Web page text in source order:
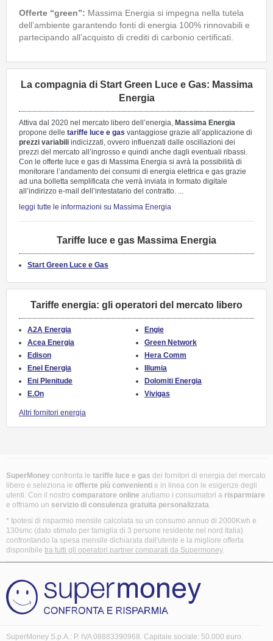
Offerte “green”: Massima Energia si impegna nella tutela
dell’ambiente garantendo fonti di energia 100% rinnovabili e
partecipando all’acquisto di crediti di carbonio certificati.
La compagnia di Start Green Luce e Gas: Massima
Energia
Attiva dal 2020 nel mercato libero dell’energia, Massima Energia
propone delle tariffe luce e gas vantaggiose grazie all’applicazione di
prezzi variabili indicizzati, ovvero influenzati dalle oscillazioni dei
prezzi del mercato all’ingrosso e quindi anche dagli eventuali ribassi.
Con le offerte luce e gas di Massima Energia si avrà la possibilità di
monitorare l’andamento dei consumi di energia elettrica e gas grazie
ad una bolletta semplificata che verrà inviata in formato digitale
all’indirizzo e-mail dell’intestatario del contratto. ...
leggi tutte le informazioni su Massima Energia
Tariffe luce e gas Massima Energia
Start Green Luce e Gas
Tariffe energia: gli operatori del mercato libero
A2A Energia
Acea Energia
Edison
Enel Energia
Eni Plenitude
E.On
Engie
Green Network
Hera Comm
Illumia
Dolomiti Energia
Vivigas
Altri fornitori energia
SuperMoney confronta le tariffe luce e gas dei fornitori di energia del mercato
libero e seleziona le offerte più convenienti e in linea con le esigenze degli
utenti. Con il nostro comparatore online aiutiamo i consumatori a risparmiare
e offriamo un servizio di consulenza gratuita personalizzata.
* Ipotesi di risparmio mensile calcolata su un consumo annuo di 2000Kwh e
130smc (dato stimato per famiglia di 3 persone residente nel nord Italia)
confrontando la spesa mensile dichiarata dall'utente e la migliore offerta
disponibile tra tutti gli operatori partner comparati da Supermoney.
SuperMoney S.p.A.: P. IVA 08883390968. Capitale sociale: 50.000 euro.